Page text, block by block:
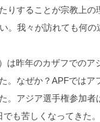
りすることが宗教上
。我々が訪れても何の
は昨年のカザフでの
。なぜか？APFでは
。アジア選手権参加
も苦しくなってきた